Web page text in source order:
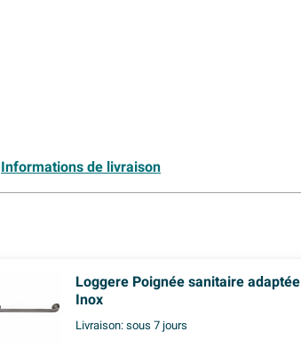
Informations de livraison
Loggere Poignée sanitaire adaptée
Inox
Livraison:sous 7 jours